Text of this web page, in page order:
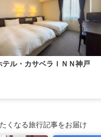
テル・カサベラＩＮＮ神戸
くなる旅行記事をお届け